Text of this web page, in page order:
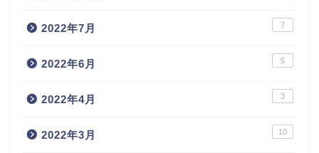
2022年7月 7
2022年6月 5
2022年4月 3
2022年3月 10